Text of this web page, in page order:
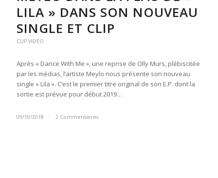
LILA » DANS SON NOUVEAU
SINGLE ET CLIP
CLIP VIDÉO
Après « Dance With Me », une reprise de Olly Murs, plébiscitée
par les médias, l’artiste Meylo nous présente son nouveau
single « Lila ». C’est le premier titre original de son E.P. dont la
sortie est prévue pour début 2019…
09/10/2018 / 2 Commentaires